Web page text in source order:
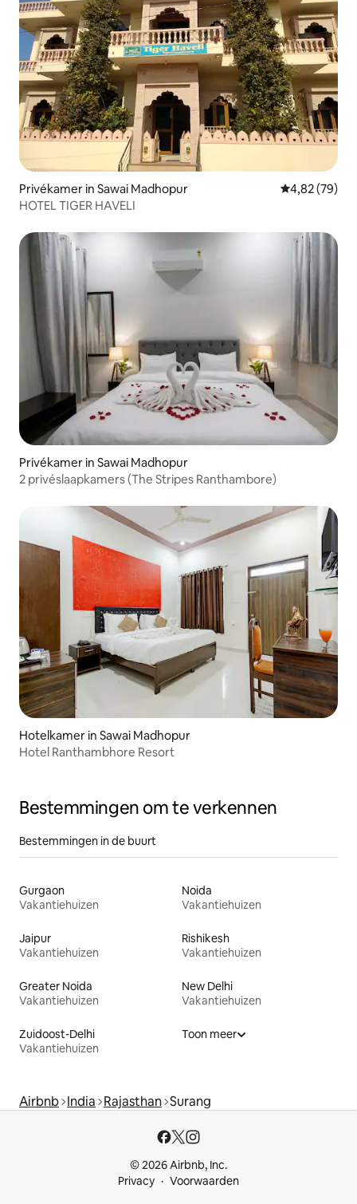
Privékamer in Sawai Madhopur Gemiddelde
4,82 (79)
HOTEL TIGER HAVELI
Privékamer in Sawai Madhopur
2 privéslaapkamers (The Stripes Ranthambore)
Hotelkamer in Sawai Madhopur
Hotel Ranthambhore Resort
Bestemmingen om te verkennen
Bestemmingen in de buurt
Gurgaon
Vakantiehuizen
Noida
Vakantiehuizen
Jaipur
Vakantiehuizen
Rishikesh
Vakantiehuizen
Greater Noida
Vakantiehuizen
New Delhi
Vakantiehuizen
Zuidoost-Delhi
Vakantiehuizen
Toon meer
Airbnb India Rajasthan Surang
© 2026 Airbnb, Inc.
Privacy
Voorwaarden